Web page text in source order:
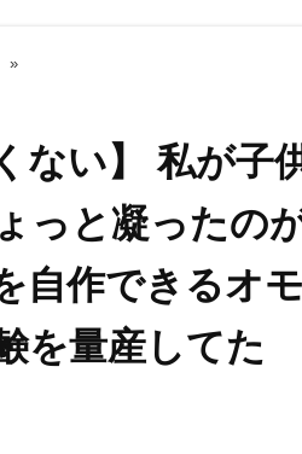
»
ない】 私が子
っと凝ったの
自作できるオ
を量産してた